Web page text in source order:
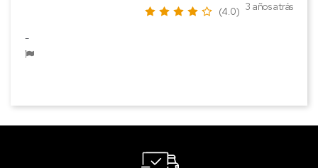
(4.0) 3 años atrás
-